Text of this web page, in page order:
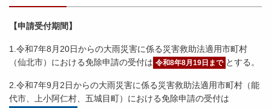
【申請受付期間】
1.令和7年8月20日からの大雨災害に係る災害救助法適用市町村
（仙北市）における免除申請の受付は 令和8年8月19日まで とする。
2.令和7年9月2日からの大雨災害に係る災害救助法適用市町村（能
代市、上小阿仁村、五城目町）における免除申請の受付は